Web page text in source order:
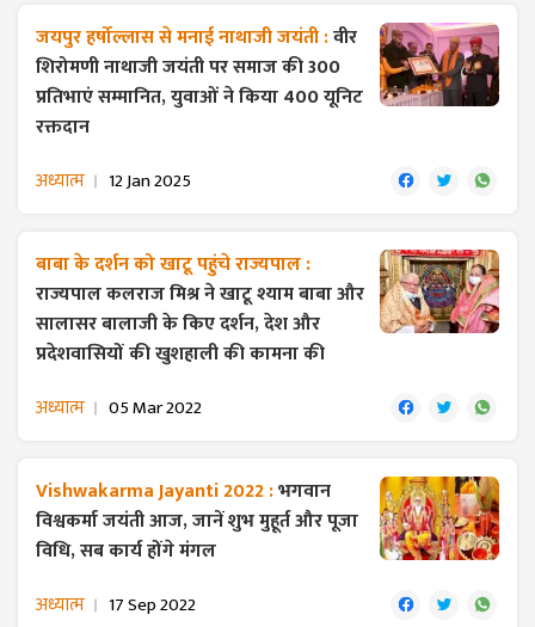
जयपुर हर्षोल्लास से मनाई नाथाजी जयंती :वीर
शिरोमणी नाथाजी जयंती पर समाज की 300
प्रतिभाएं सम्मानित, युवाओं ने किया 400 यूनिट
रक्तदान
अध्यात्म 12 Jan 2025
बाबा के दर्शन को खाटू पहुंचे राज्यपाल :
राज्यपाल कलराज मिश्र ने खाटू श्याम बाबा और
सालासर बालाजी के किए दर्शन, देश और
प्रदेशवासियों की खुशहाली की कामना की
अध्यात्म 05 Mar 2022
Vishwakarma Jayanti 2022 :भगवान
विश्वकर्मा जयंती आज, जानें शुभ मुहूर्त और पूजा
विधि, सब कार्य होंगे मंगल
अध्यात्म 17 Sep 2022